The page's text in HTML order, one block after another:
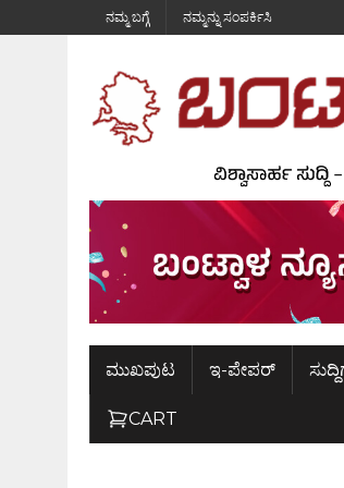
ನಮ್ಮ ಬಗ್ಗೆ ನಮ್ಮನ್ನು ಸಂಪರ್ಕಿಸಿ
ಮುಖಪುಟ ಇ-ಪೇಪರ್
CART